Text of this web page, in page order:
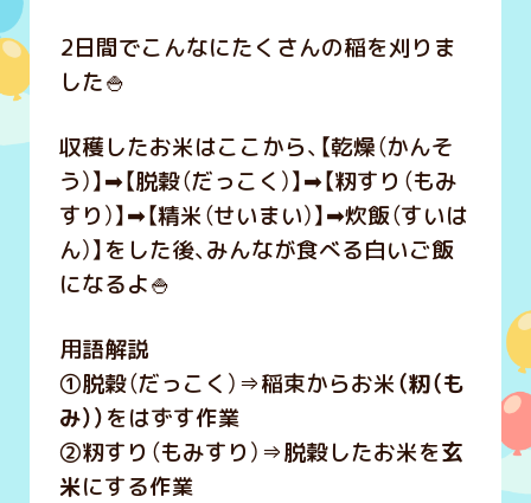
2日間でこんなにたくさんの稲を刈りま
した🍚
収穫したお米はここから、【乾燥（かんそ
う）】➡【脱穀（だっこく）】➡【籾すり（もみ
すり）】➡【精米（せいまい）】➡炊飯（すいは
ん）】をした後、みんなが食べる白いご飯
になるよ🍚
用語解説
①脱穀（だっこく）⇒稲束からお米（籾（も
み））をはずす作業
②籾すり（もみすり）⇒脱穀したお米を玄
米にする作業